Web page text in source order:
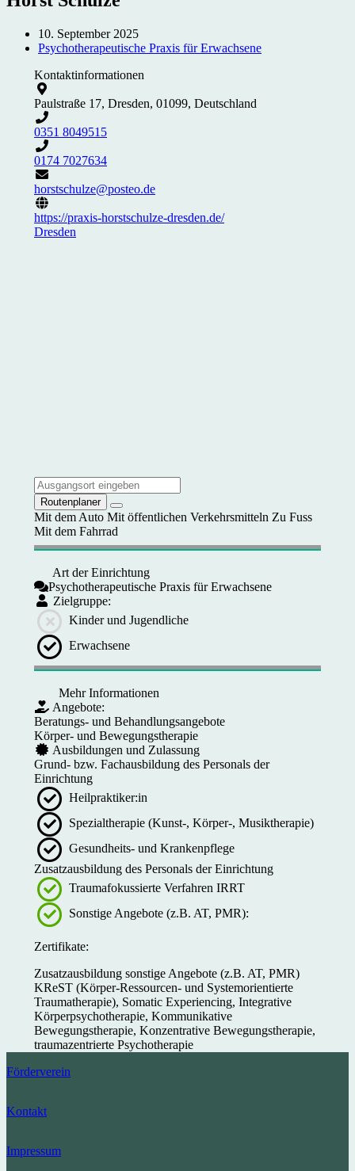
10. September 2025
Psychotherapeutische Praxis für Erwachsene
Kontaktinformationen
Paulstraße 17, Dresden, 01099, Deutschland
0351 8049515
0174 7027634
horstschulze@posteo.de
https://praxis-horstschulze-dresden.de/
Dresden
Routenplaner
Mit dem Auto Mit öffentlichen Verkehrsmitteln Zu Fuss
Mit dem Fahrrad
Art der Einrichtung
Psychotherapeutische Praxis für Erwachsene
Zielgruppe:
Kinder und Jugendliche
Erwachsene
Mehr Informationen
Angebote:
Beratungs- und Behandlungsangebote
Körper- und Bewegungstherapie
Ausbildungen und Zulassung
Grund- bzw. Fachausbildung des Personals der
Einrichtung
Heilpraktiker:in
Spezialtherapie (Kunst-, Körper-, Musiktherapie)
Gesundheits- und Krankenpflege
Zusatzausbildung des Personals der Einrichtung
Traumafokussierte Verfahren IRRT
Sonstige Angebote (z.B. AT, PMR):
Zertifikate:
Zusatzausbildung sonstige Angebote (z.B. AT, PMR)
KReST (Körper-Ressourcen- und Systemorientierte
Traumatherapie), Somatic Experiencing, Integrative
Körperpsychotherapie, Kommunikative
Bewegungstherapie, Konzentrative Bewegungstherapie,
traumazentrierte Psychotherapie
Förderverein
Kontakt
Impressum